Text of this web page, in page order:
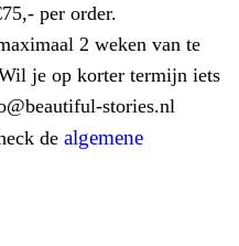
per order.
2 weken van te
je op korter termijn iets
stories.nl
de algemene